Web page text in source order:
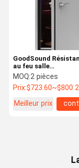
À La Maison
Contrôle De
GoodSound
au feu salle
d'audiothèque
acoustique porte
coulissante
MOQ:2 pièces
Prix:$723.60~$800 2 - 49 pieces, $638.80 50~$720 99 pieces , 100 -
Meilleur prix